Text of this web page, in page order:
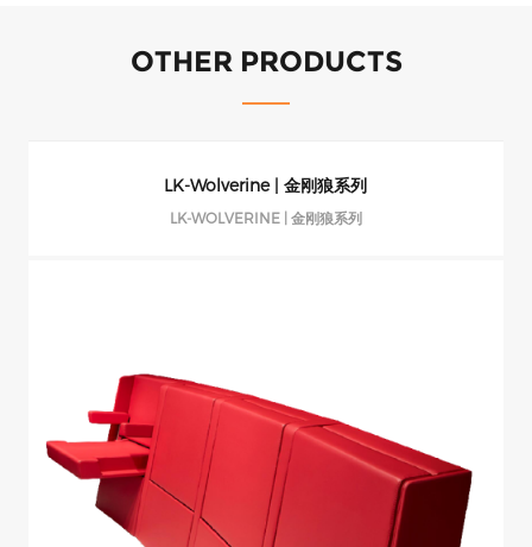
OTHER PRODUCTS
LK-Wolverine | 金刚狼系列
LK-WOLVERINE | 金刚狼系列